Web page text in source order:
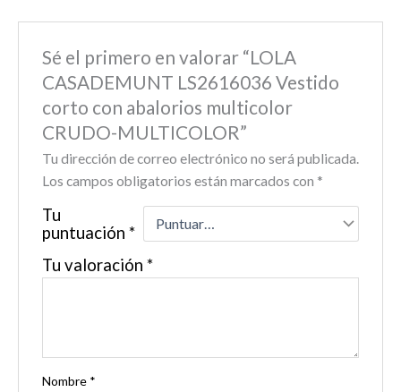
Sé el primero en valorar “LOLA
CASADEMUNT LS2616036 Vestido
corto con abalorios multicolor
CRUDO-MULTICOLOR”
Tu dirección de correo electrónico no será publicada.
Los campos obligatorios están marcados con *
Tu
puntuación *
Tu valoración *
Nombre *